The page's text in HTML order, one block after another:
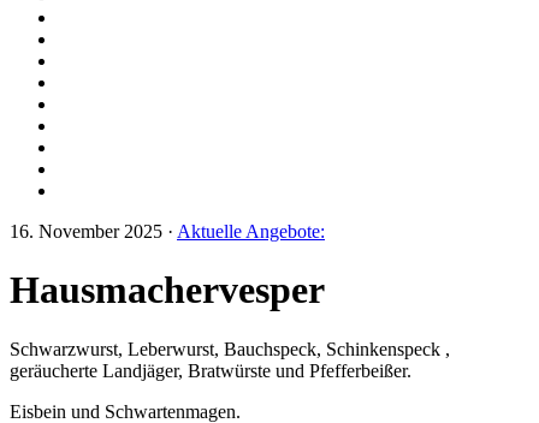
16. November 2025 · Aktuelle Angebote:
Hausmachervesper
Schwarzwurst, Leberwurst, Bauchspeck, Schinkenspeck ,
geräucherte Landjäger, Bratwürste und Pfefferbeißer.
Eisbein und Schwartenmagen.